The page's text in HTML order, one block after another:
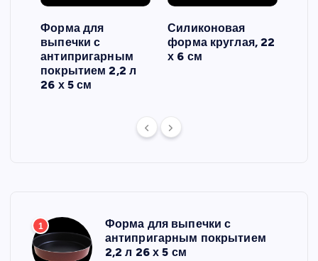
Форма для
выпечки с
антипригарным
покрытием 2,2 л
26 х 5 см
Силиконовая
форма круглая, 22
х 6 см
1
Форма для выпечки с
антипригарным покрытием
2,2 л 26 х 5 см